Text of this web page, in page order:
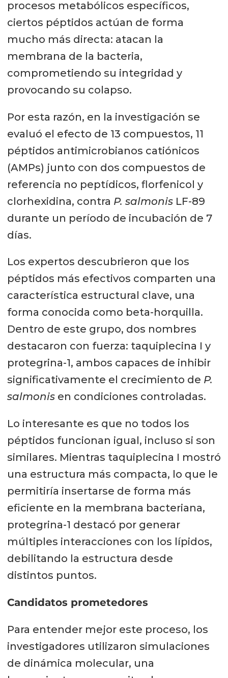
procesos metabólicos específicos,
ciertos péptidos actúan de forma
mucho más directa: atacan la
membrana de la bacteria,
comprometiendo su integridad y
provocando su colapso.
Por esta razón, en la investigación se
evaluó el efecto de 13 compuestos, 11
péptidos antimicrobianos catiónicos
(AMPs) junto con dos compuestos de
referencia no peptídicos, florfenicol y
clorhexidina, contra P. salmonisLF-89
durante un período de incubación de 7
días.
Los expertos descubrieron que los
péptidos más efectivos comparten una
característica estructural clave, una
forma conocida como beta-horquilla.
Dentro de este grupo, dos nombres
destacaron con fuerza: taquiplecina I y
protegrina-1, ambos capaces de inhibir
significativamente el crecimiento de P.
salmonisen condiciones controladas.
Lo interesante es que no todos los
péptidos funcionan igual, incluso si son
similares. Mientras taquiplecina I mostró
una estructura más compacta, lo que le
permitiría insertarse de forma más
eficiente en la membrana bacteriana,
protegrina-1 destacó por generar
múltiples interacciones con los lípidos,
debilitando la estructura desde
distintos puntos.
Candidatos prometedores
Para entender mejor este proceso, los
investigadores utilizaron simulaciones
de dinámica molecular, una